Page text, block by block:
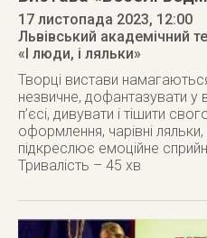
17 листопада 2023, 12:00
Львівський академічний
«І люди, і ляльки»
Творці вистави
незвичне, дофантазувати у
п’єсі, дивувати і тішити
оформлення, чарівні
підкреслює емоційне
Тривалість – 45 хв